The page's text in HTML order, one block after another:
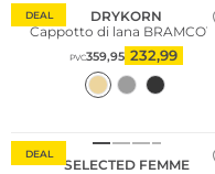
DEAL
DRYKORN
Cappotto di lana
PVC359,95 232,99
DEAL
SELECTED FEMME